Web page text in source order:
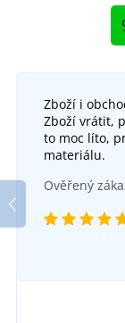
Zboží i
Zboží vrátit,
to moc líto,
materiálu.
Ověřený